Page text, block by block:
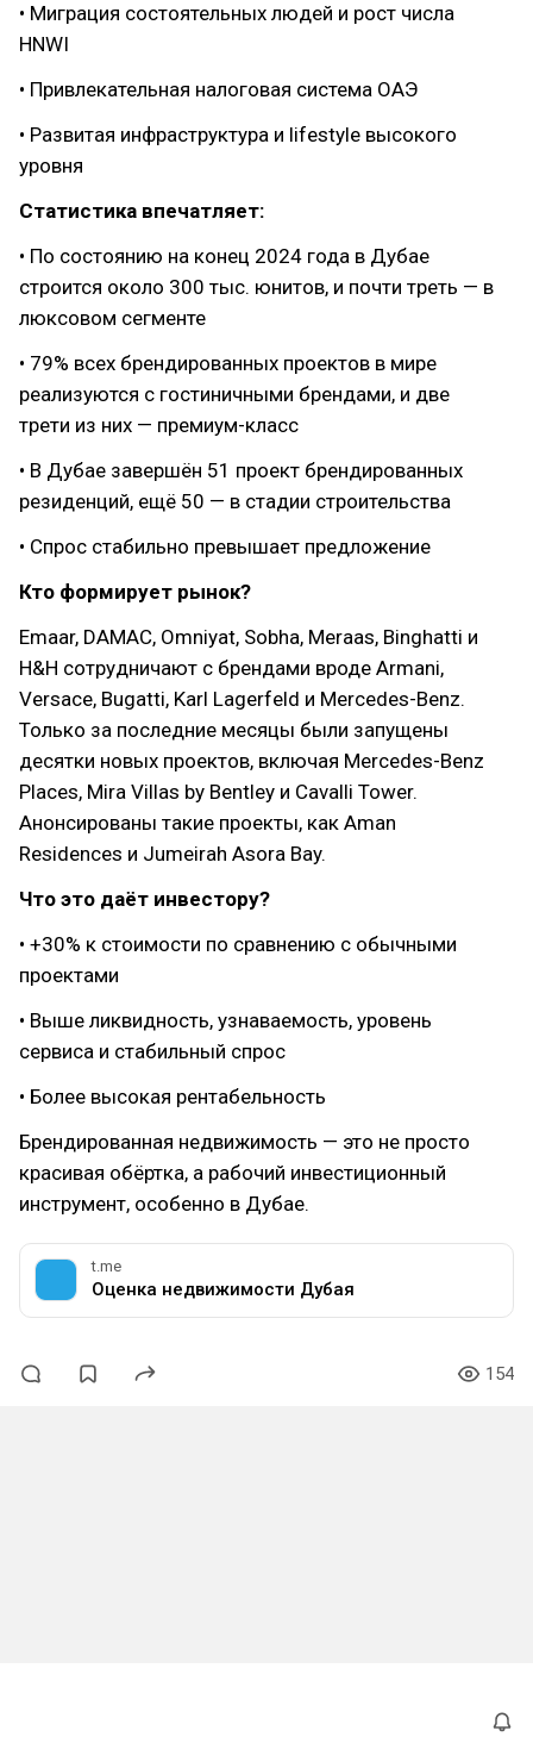
• Миграция состоятельных людей и рост числа
HNWI
• Привлекательная налоговая система ОАЭ
• Развитая инфраструктура и lifestyle высокого
уровня
Статистика впечатляет:
• По состоянию на конец 2024 года в Дубае
строится около 300 тыс. юнитов, и почти треть — в
люксовом сегменте
• 79% всех брендированных проектов в мире
реализуются с гостиничными брендами, и две
трети из них — премиум-класс
• В Дубае завершён 51 проект брендированных
резиденций, ещё 50 — в стадии строительства
• Спрос стабильно превышает предложение
Кто формирует рынок?
Emaar, DAMAC, Omniyat, Sobha, Meraas, Binghatti и
H&H сотрудничают с брендами вроде Armani,
Versace, Bugatti, Karl Lagerfeld и Mercedes-Benz.
Только за последние месяцы были запущены
десятки новых проектов, включая Mercedes-Benz
Places, Mira Villas by Bentley и Cavalli Tower.
Анонсированы такие проекты, как Aman
Residences и Jumeirah Asora Bay.
Что это даёт инвестору?
• +30% к стоимости по сравнению с обычными
проектами
• Выше ликвидность, узнаваемость, уровень
сервиса и стабильный спрос
• Более высокая рентабельность
Брендированная недвижимость — это не просто
красивая обёртка, а рабочий инвестиционный
инструмент, особенно в Дубае.
t.me
Оценка недвижимости Дубая
154